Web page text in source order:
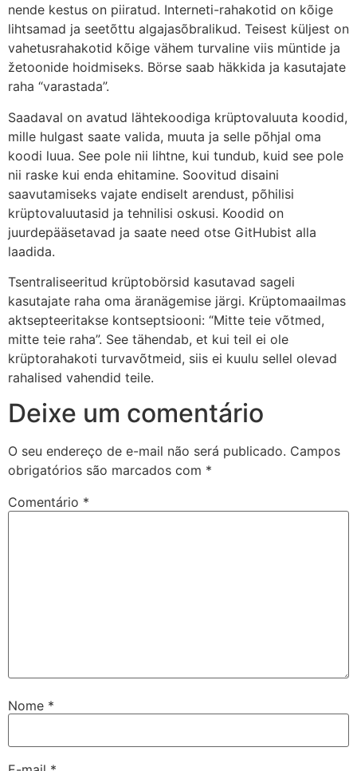
nende kestus on piiratud. Interneti-rahakotid on kõige
lihtsamad ja seetõttu algajasõbralikud. Teisest küljest on
vahetusrahakotid kõige vähem turvaline viis müntide ja
žetoonide hoidmiseks. Börse saab häkkida ja kasutajate
raha “varastada”.
Saadaval on avatud lähtekoodiga krüptovaluuta koodid,
mille hulgast saate valida, muuta ja selle põhjal oma
koodi luua. See pole nii lihtne, kui tundub, kuid see pole
nii raske kui enda ehitamine. Soovitud disaini
saavutamiseks vajate endiselt arendust, põhilisi
krüptovaluutasid ja tehnilisi oskusi. Koodid on
juurdepääsetavad ja saate need otse GitHubist alla
laadida.
Tsentraliseeritud krüptobörsid kasutavad sageli
kasutajate raha oma äranägemise järgi. Krüptomaailmas
aktsepteeritakse kontseptsiooni: “Mitte teie võtmed,
mitte teie raha”. See tähendab, et kui teil ei ole
krüptorahakoti turvavõtmeid, siis ei kuulu sellel olevad
rahalised vahendid teile.
Deixe um comentário
O seu endereço de e-mail não será publicado. Campos
obrigatórios são marcados com *
Comentário *
Nome *